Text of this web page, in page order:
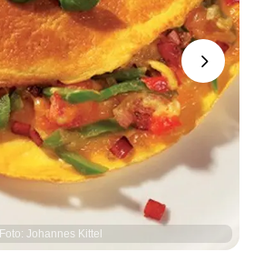
Foto: Johannes Kittel
Next